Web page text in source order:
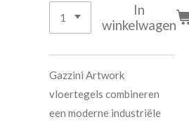
In
winkelwagen
Gazzini Artwork
vloertegels combineren
een moderne industriële